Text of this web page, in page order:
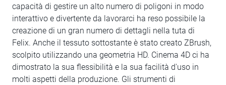
capacità di gestire un alto numero di poligoni in modo
interattivo e divertente da lavorarci ha reso possibile la
creazione di un gran numero di dettagli nella tuta di
Felix. Anche il tessuto sottostante è stato creato ZBrush,
scolpito utilizzando una geometria HD. Cinema 4D ci ha
dimostrato la sua flessibilità e la sua facilità d'uso in
molti aspetti della produzione. Gli strumenti di